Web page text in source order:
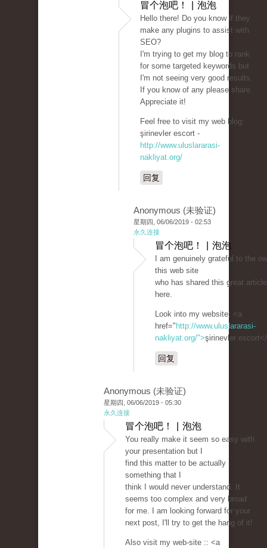
冒个泡吧！ | 泡泡
Hello there! Do you know if they
make any plugins to assist with
SEO?
I'm trying to get my blog to rank
for some targeted keywords but
I'm not seeing very good results.
If you know of any please share.
Appreciate it!
Feel free to visit my web blog:
şirinevler escort -
http://www.uluslararasi-
nakliyat.org/
回复
Anonymous (未验证)
星期四, 06/06/2019 - 02:53
永久连接
冒个泡吧！ | 泡泡
I am genuinely grateful to the
this web site
who has shared this great
here.
Look into my website; <a
href=" http://www.uluslararasi-
nakliyat.org/">şirinevler
回复
Anonymous (未验证)
星期四, 06/06/2019 - 05:30
永久连接
冒个泡吧！ | 泡泡
You really make it seem so easy with
your presentation but I
find this matter to be actually
something that I
think I would never understand. It
seems too complex and very broad
for me. I am looking forward for your
next post, I'll try to get the hang of it!
Also visit my web-site :: <a